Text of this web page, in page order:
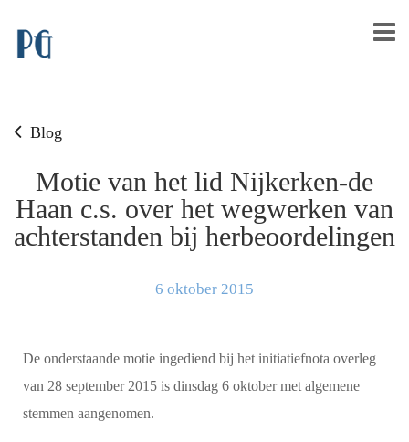
Blog
Motie van het lid Nijkerken-de
Haan c.s. over het wegwerken van
achterstanden bij herbeoordelingen
6 oktober 2015
De onderstaande motie ingediend bij het initiatiefnota overleg
van 28 september 2015 is dinsdag 6 oktober met algemene
stemmen aangenomen.